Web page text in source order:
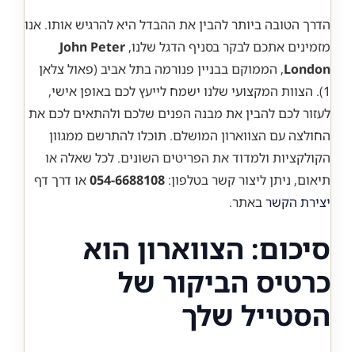
הדרך הטובה ביותר להבין את ההבדל היא להרגיש אותו. אנו
מזמינים אתכם לבקר בסניף הדגל שלנו, John Peter
London, הממוקם בבניין פנורמה בתל אביב (פאול צלאן
1). הצוות המקצועי שלנו ישמח לייעץ לכם באופן אישי,
לעזור לכם להבין את מבנה הפנים שלכם ולהתאים לכם את
החולצה עם הצווארון המושלם. תוכלו להתרשם ממגוון
הקולקציות ולמדוד את הפריטים השונים. לכל שאלה או
תיאום, ניתן ליצור קשר בטלפון: 054-6688108או דרך דף
יצירת הקשרבאתר.
סיכום: הצווארון הוא
כרטיס הביקור של
הסטייל שלך